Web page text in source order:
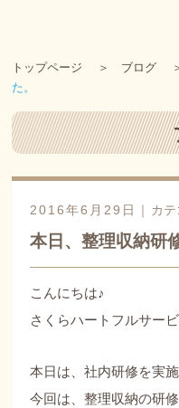
トップページ ブログ
た。
2016年6月29日｜ カテ
本日、整理収納研
こんにちは♪
さくらハートフルサー
本日は、社内研修を実
今回は、整理収納の研修